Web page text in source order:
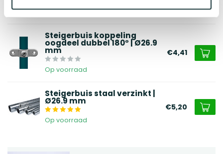
Op voorraad
Steigerbuis koppeling
oogdeel dubbel 180° | Ø26.9
mm
Op voorraad
€4,41
Steigerbuis staal verzinkt |
Ø26.9 mm
Op voorraad
€5,20